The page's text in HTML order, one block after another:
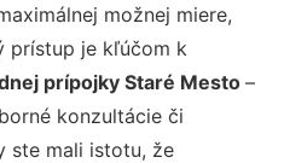
možnej miere,
prístup je kľúčom k
prípojky Staré Mesto –
konzultácie či
ste mali istotu, že